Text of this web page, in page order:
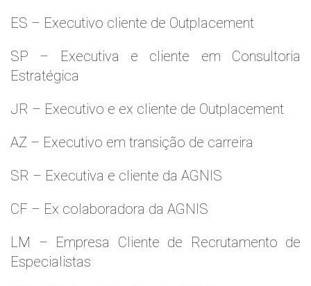
ES – Executivo cliente de Outplacement
SP – Executiva e cliente em Consultoria
Estratégica
JR – Executivo e ex cliente de Outplacement
AZ – Executivo em transição de carreira
SR – Executiva e cliente da AGNIS
CF – Ex colaboradora da AGNIS
LM – Empresa Cliente de Recrutamento de
Especialistas